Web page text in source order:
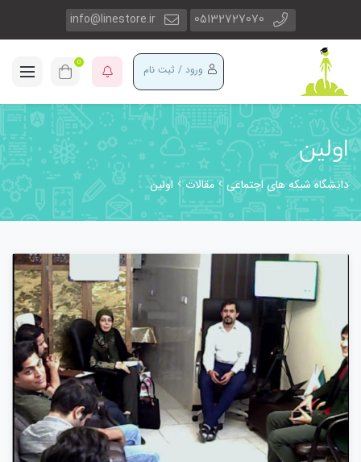
05132727070
info@linestore.ir
ورود / ثبت نام 0
اولین
دانشگاه شبکه های اجتماعی مقالات اولین